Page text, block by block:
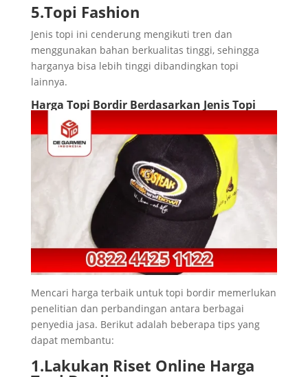
5.Topi Fashion
Jenis topi ini cenderung mengikuti tren dan
menggunakan bahan berkualitas tinggi, sehingga
harganya bisa lebih tinggi dibandingkan topi
lainnya.
Harga Topi Bordir Berdasarkan Jenis Topi
Mencari harga terbaik untuk topi bordir memerlukan
penelitian dan perbandingan antara berbagai
penyedia jasa. Berikut adalah beberapa tips yang
dapat membantu:
1.Lakukan Riset Online Harga